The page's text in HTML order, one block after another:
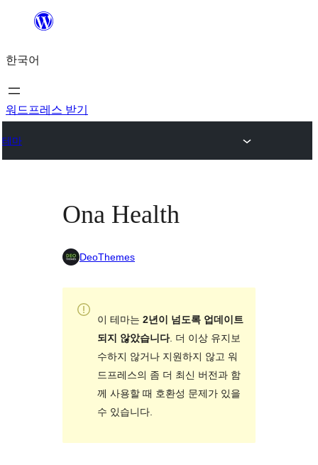
츠
로
바
가
한국어
워드프레스 받기
테마
Ona Health
DeoThemes
이 테마는 2년이 넘도록 업데이트
되지 않았습니다. 더 이상 유지보
수하지 않거나 지원하지 않고 워
드프레스의 좀 더 최신 버전과 함
께 사용할 때 호환성 문제가 있을
수 있습니다.